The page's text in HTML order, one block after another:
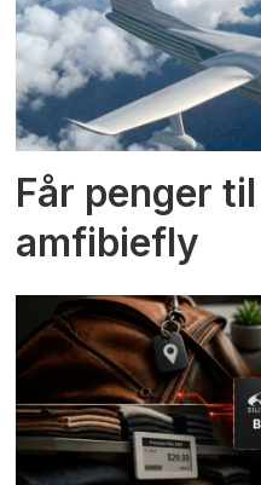
Får penger
amfibiefly